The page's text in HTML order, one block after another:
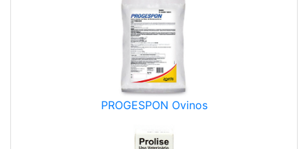
PROGESPON Ovinos